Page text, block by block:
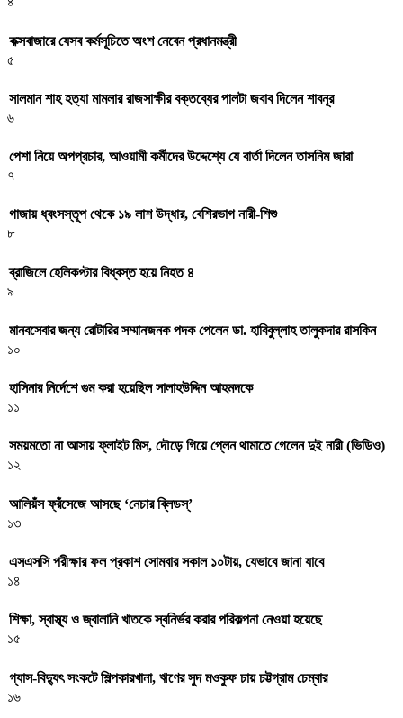
কক্সবাজারে যেসব কর্মসূচিতে অংশ নেবেন প্রধানমন্ত্রী
৫
সালমান শাহ হত্যা মামলার রাজসাক্ষীর বক্তব্যের পালটা জবাব দিলেন শাবনূর
৬
পেশা নিয়ে অপপ্রচার, আওয়ামী কর্মীদের উদ্দেশ্যে যে বার্তা দিলেন তাসনিম জারা
৭
গাজায় ধ্বংসস্তূপ থেকে ১৯ লাশ উদ্ধার, বেশিরভাগ নারী-শিশু
৮
ব্রাজিলে হেলিকপ্টার বিধ্বস্ত হয়ে নিহত ৪
৯
মানবসেবার জন্য রোটারির সম্মানজনক পদক পেলেন ডা. হাবিবুল্লাহ তালুকদার রাসকিন
১০
হাসিনার নির্দেশে গুম করা হয়েছিল সালাহউদ্দিন আহমদকে
১১
সময়মতো না আসায় ফ্লাইট মিস, দৌড়ে গিয়ে প্লেন থামাতে গেলেন দুই নারী (ভিডিও)
১২
আলিয়ঁস ফ্রঁসেজে আসছে ‘নেচার ব্লিডস্’
১৩
এসএসসি পরীক্ষার ফল প্রকাশ সোমবার সকাল ১০টায়, যেভাবে জানা যাবে
১৪
শিক্ষা, স্বাস্থ্য ও জ্বালানি খাতকে স্বনির্ভর করার পরিকল্পনা নেওয়া হয়েছে
১৫
গ্যাস-বিদ্যুৎ সংকটে শিল্পকারখানা, ঋণের সুদ মওকুফ চায় চট্টগ্রাম চেম্বার
১৬